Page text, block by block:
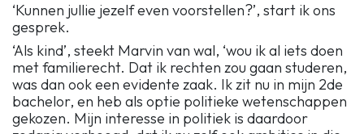
‘Kunnen jullie jezelf even voorstellen?’, start ik ons
gesprek.
‘Als kind’, steekt Marvin van wal, ‘wou ik al iets doen
met familierecht. Dat ik rechten zou gaan studeren,
was dan ook een evidente zaak. Ik zit nu in mijn 2de
bachelor, en heb als optie politieke wetenschappen
gekozen. Mijn interesse in politiek is daardoor